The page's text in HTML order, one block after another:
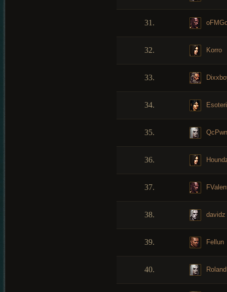
31.
32. Korro
33.
34.
35.
36.
37.
38. davidz
39. Fellun
40. Roland